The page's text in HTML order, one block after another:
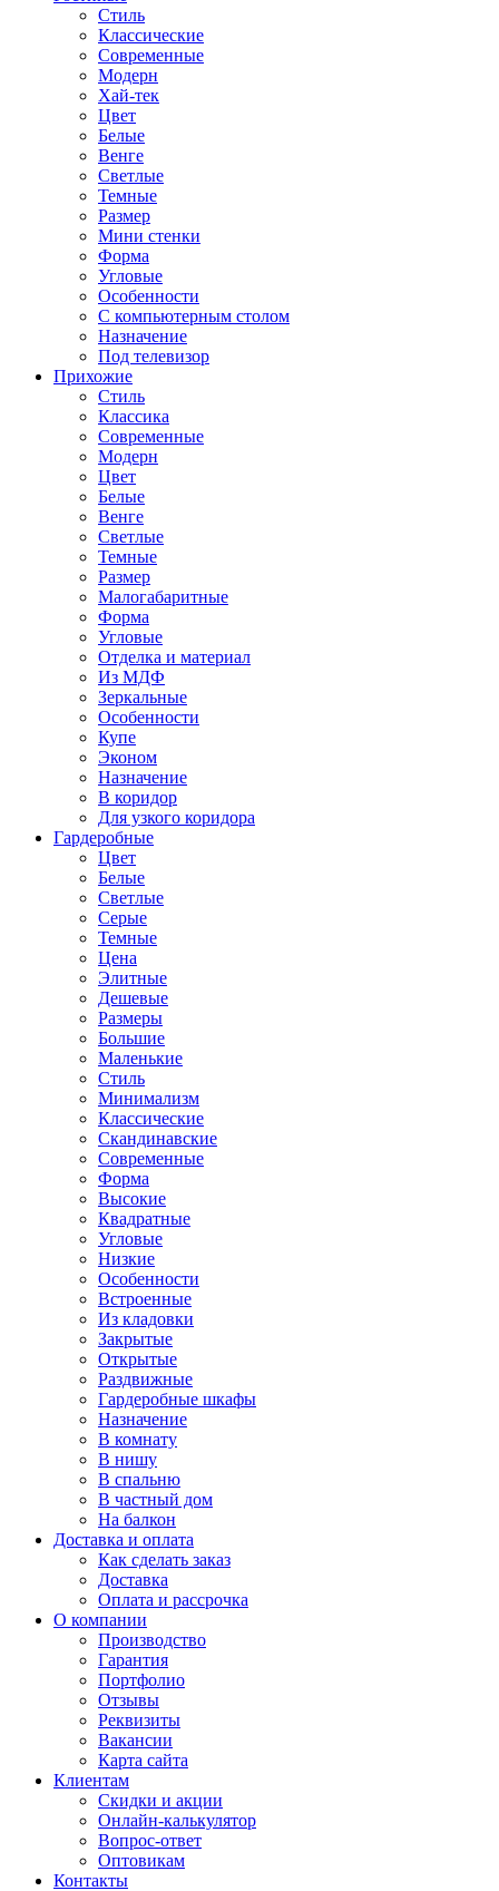
Стиль
Классические
Современные
Модерн
Хай-тек
Цвет
Белые
Венге
Светлые
Темные
Размер
Мини стенки
Форма
Угловые
Особенности
С компьютерным столом
Назначение
Под телевизор
Прихожие
Стиль
Классика
Современные
Модерн
Цвет
Белые
Венге
Светлые
Темные
Размер
Малогабаритные
Форма
Угловые
Отделка и материал
Из МДФ
Зеркальные
Особенности
Купе
Эконом
Назначение
В коридор
Для узкого коридора
Гардеробные
Цвет
Белые
Светлые
Серые
Темные
Цена
Элитные
Дешевые
Размеры
Большие
Маленькие
Стиль
Минимализм
Классические
Скандинавские
Современные
Форма
Высокие
Квадратные
Угловые
Низкие
Особенности
Встроенные
Из кладовки
Закрытые
Открытые
Раздвижные
Гардеробные шкафы
Назначение
В комнату
В нишу
В спальню
В частный дом
На балкон
Доставка и оплата
Как сделать заказ
Доставка
Оплата и рассрочка
О компании
Производство
Гарантия
Портфолио
Отзывы
Реквизиты
Вакансии
Карта сайта
Клиентам
Скидки и акции
Онлайн-калькулятор
Вопрос-ответ
Оптовикам
Контакты